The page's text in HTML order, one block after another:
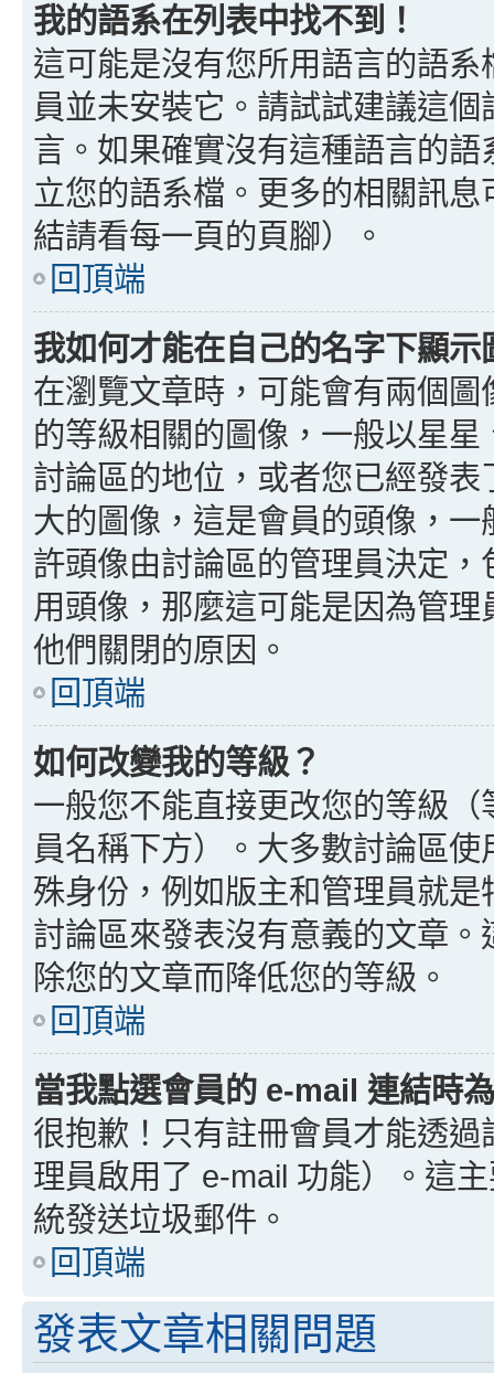
我的語系在列表中找不到！
這可能是沒有您所用語言的語
員並未安裝它。請試試建議這
言。如果確實沒有這種語言的
立您的語系檔。更多的相關訊
結請看每一頁的頁腳）。
回頂端
我如何才能在自己的名字下顯示
在瀏覽文章時，可能會有兩個
的等級相關的圖像，一般以星
討論區的地位，或者您已經發
大的圖像，這是會員的頭像，
許頭像由討論區的管理員決定
用頭像，那麼這可能是因為管
他們關閉的原因。
回頂端
如何改變我的等級？
一般您不能直接更改您的等級
員名稱下方）。大多數討論區
殊身份，例如版主和管理員就
討論區來發表沒有意義的文章
除您的文章而降低您的等級。
回頂端
當我點選會員的 e-mail 連結時
很抱歉！只有註冊會員才能透
理員啟用了 e-mail 功能）。這
統發送垃圾郵件。
回頂端
發表文章相關問題